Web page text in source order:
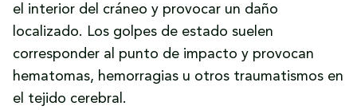
el interior del cráneo y provocar un daño
localizado. Los golpes de estado suelen
corresponder al punto de impacto y provocan
hematomas, hemorragias u otros traumatismos en
el tejido cerebral.